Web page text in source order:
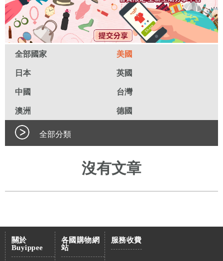
全部國家 美國
日本 英國
中國 台灣
澳洲 德國
全部分類
沒有文章
關於
Buyippee
各國購物網
站
服務收費